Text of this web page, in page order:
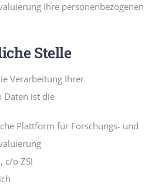
Ihre personenbezogenen
Stelle
Verarbeitung Ihrer
Daten ist die
Plattform für Forschungs- und
c/o ZSI